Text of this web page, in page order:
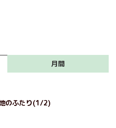
月間
のふたり(1/2)